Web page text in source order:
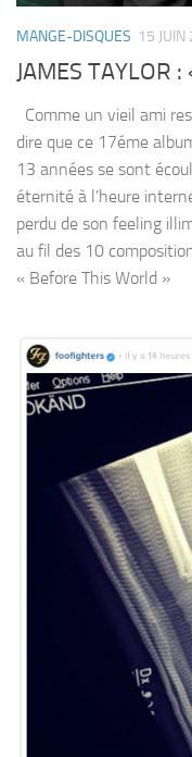
MANGE-DISQUES 15
JAMES TAYLOR
Comme un vieil ami
dire que ce 17éme
13 années se sont
éternité à l’heure
perdu de son feeling
au fil des 10
« Before This World »